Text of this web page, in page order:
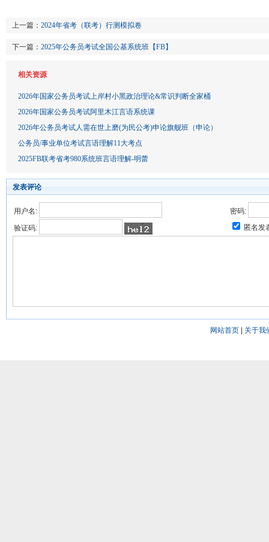
上一篇： 2024年省考（联考）行测模拟卷
下一篇： 2025年公务员考试全国公基系统班【FB】
相关资源
2026年国家公务员考试上岸村小黑政治理论&常识判断全家桶
2026年国家公务员考试阿里木江言语系统课
2026年公务员考试人需在世上磨(为民公考)申论旗舰班（申论）
公务员/事业单位考试言语理解11大考点
2025FB联考省考980系统班言语理解-明蕾
发表评论
用户名:
密码:
验证码:
匿名发
网站首页| 关于我